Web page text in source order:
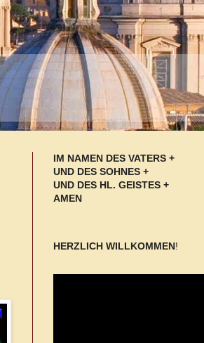
IM NAMEN DES VATERS +
UND DES SOHNES +
UND DES HL. GEISTES +
AMEN
HERZLICH WILLKOMMEN!